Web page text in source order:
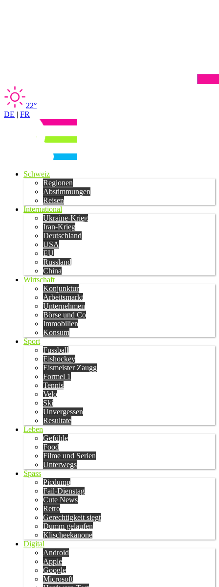
22°
DE | FR
Schweiz
Regionen
Abstimmungen
Reisen
International
Ukraine-Krieg
Iran-Krieg
Deutschland
USA
EU
Russland
China
Wirtschaft
Konjunktur
Arbeitsmarkt
Unternehmen
Börse und Co
Immobilien
Konsum
Sport
Fussball
Eishockey
Eismeister Zaugg
Formel 1
Tennis
Velo
Ski
Unvergessen
Resultate
Leben
Gefühle
Food
Filme und Serien
Unterwegs
Spass
Picdump
Fail-Dienstag
Cute News
Retro
Gerechtigkeit siegt
Dumm gelaufen
Klischeekanone
Digital
Android
Apple
Google
Microsoft